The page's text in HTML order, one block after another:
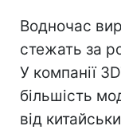
Водночас
стежать за
У компанії
більшість
від